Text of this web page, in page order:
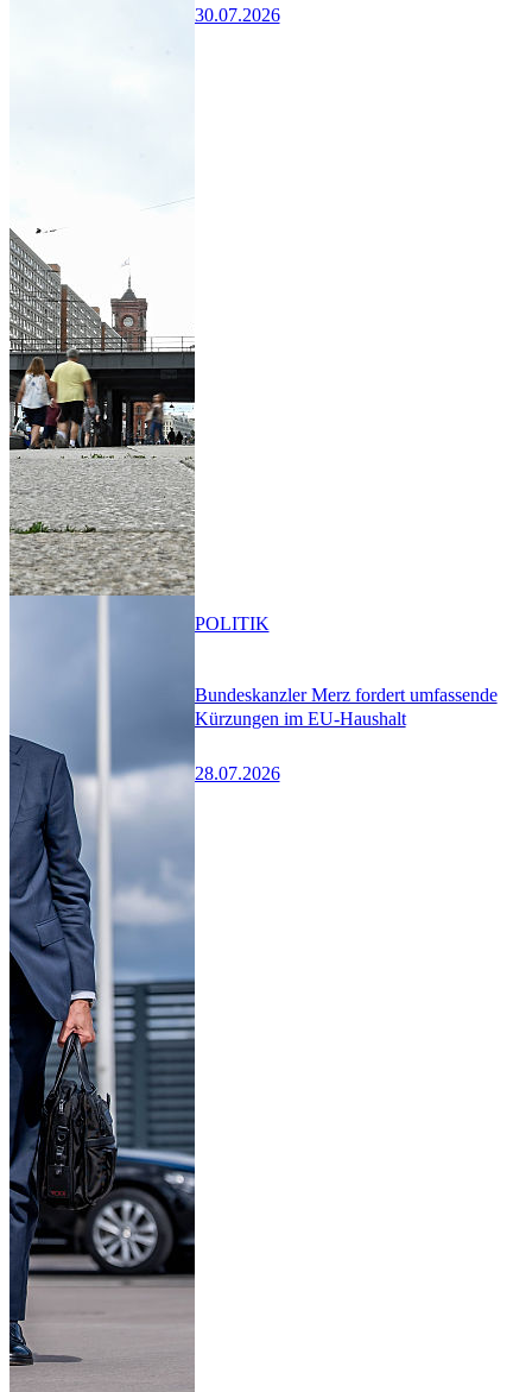
30.07.2026
Bundeskanzler Merz fordert umfassende
Kürzungen im EU-Haushalt
28.07.2026
POLITIK